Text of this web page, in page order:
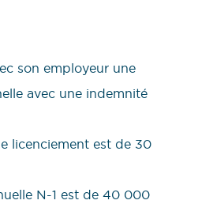
son employeur une
avec une indemnité
licenciement est de 30
N-1 est de 40 000